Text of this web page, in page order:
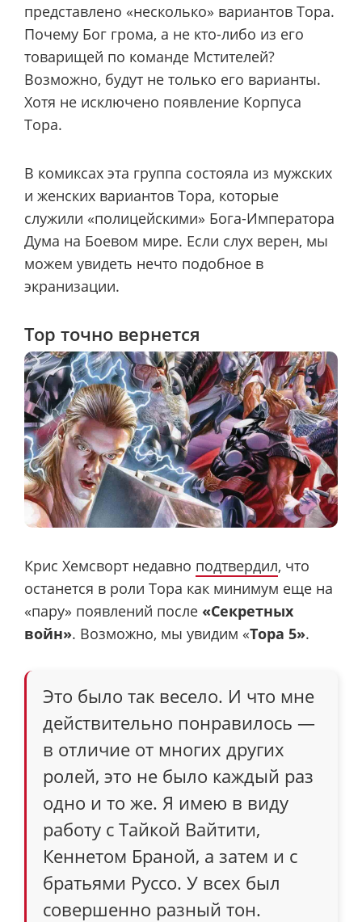
представлено «несколько» вариантов Тора.
Почему Бог грома, а не кто-либо из его
товарищей по команде Мстителей?
Возможно, будут не только его варианты.
Хотя не исключено появление Корпуса
Тора.
В комиксах эта группа состояла из мужских
и женских вариантов Тора, которые
служили «полицейскими» Бога-Императора
Дума на Боевом мире. Если слух верен, мы
можем увидеть нечто подобное в
экранизации.
Тор точно вернется
Крис Хемсворт недавно подтвердил, что
останется в роли Тора как минимум еще на
«пару» появлений после «Секретных
войн». Возможно, мы увидим «Тора 5».
Это было так весело. И что мне
действительно понравилось —
в отличие от многих других
ролей, это не было каждый раз
одно и то же. Я имею в виду
работу с Тайкой Вайтити,
Кеннетом Браной, а затем и с
братьями Руссо. У всех был
совершенно разный тон.